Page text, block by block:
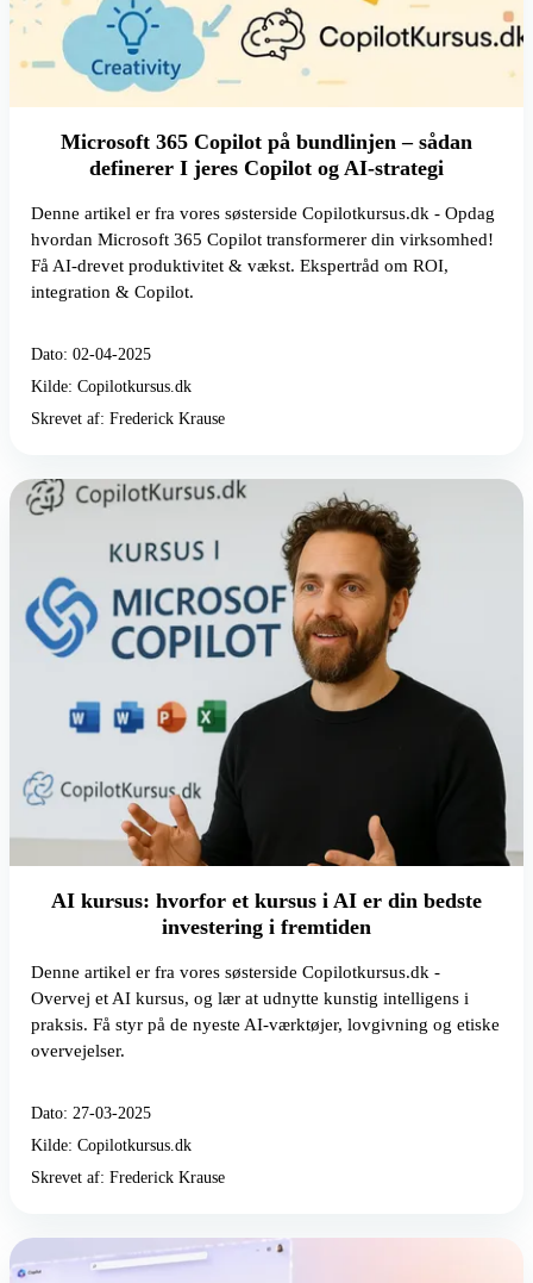
Microsoft 365 Copilot på bundlinjen – sådan
definerer I jeres Copilot og AI-strategi
Denne artikel er fra vores søsterside Copilotkursus.dk - Opdag
hvordan Microsoft 365 Copilot transformerer din virksomhed!
Få AI-drevet produktivitet & vækst. Ekspertråd om ROI,
integration & Copilot.
Dato: 02-04-2025
Kilde: Copilotkursus.dk
Skrevet af: Frederick Krause
AI kursus: hvorfor et kursus i AI er din bedste
investering i fremtiden
Denne artikel er fra vores søsterside Copilotkursus.dk -
Overvej et AI kursus, og lær at udnytte kunstig intelligens i
praksis. Få styr på de nyeste AI-værktøjer, lovgivning og etiske
overvejelser.
Dato: 27-03-2025
Kilde: Copilotkursus.dk
Skrevet af: Frederick Krause